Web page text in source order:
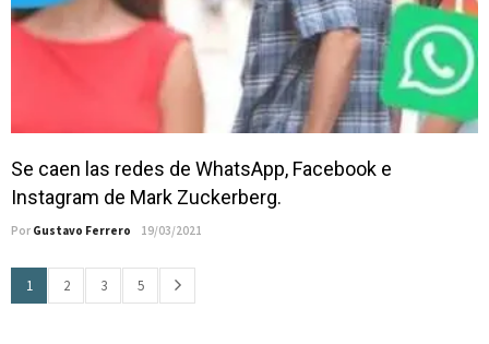
Se caen las redes de WhatsApp, Facebook e
Instagram de Mark Zuckerberg.
Por Gustavo Ferrero 19/03/2021
1 2 3 5